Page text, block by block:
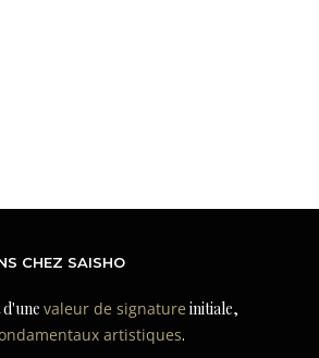
CHEZ SAISHO
d'unevaleur de signature initiale,
artistiques.